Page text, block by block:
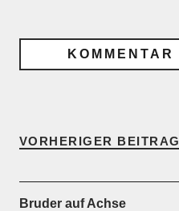
VORHERIGER BEITRAG
Bruder auf Achse